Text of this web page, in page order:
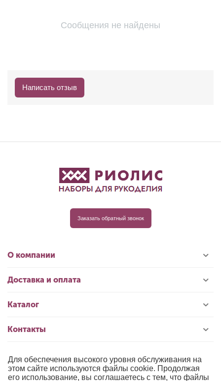
Сообщения не найдены
Написать отзыв
Заказать обратный звонок
О компании
Доставка и оплата
Каталог
Контакты
© 1996-2026 «РИОЛИС»
Для обеспечения высокого уровня обслуживания на
этом сайте используются файлы cookie. Продолжая
его использование, вы соглашаетесь с тем, что файлы